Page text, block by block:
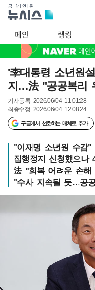
메인 랭킹
'李대통령 소년원
지…法 "공공복리
기사등록 2026/06/04 11:01:28
최종수정 2026/06/04 12:08:24
구글에서 선호하는 매체로 추가
"이재명 소년원 수감
집행정지 신청했으나
法 "회복 어려운 손해
"수사 지속될 듯…공